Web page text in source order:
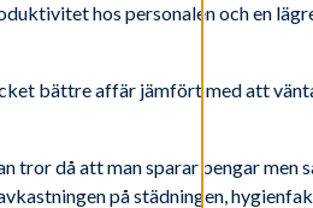
hos personalen och en
bättre affär jämfört med att
tror då att man sparar pengar men
på städningen,